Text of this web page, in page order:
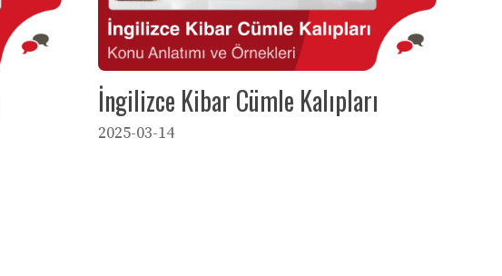
İngilizce Kibar Cümle Kalıpları
2025-03-14